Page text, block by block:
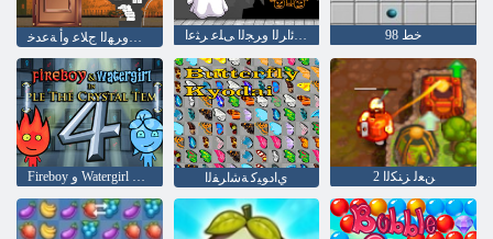
ﻯﻮﻠﺣ ﻭﺃ ﺔﻋﺪﺨﺑ ﻊﺋﺍﺮﻟﺍ ﻭﺮﺠﻟﺍ ﻰﻠﻋ ﺮﺜﻋﺍ خط 98
Fireboy ﻭ Watergirl 4: Crystal Temple ﻱﺍﺩﻮﻴﻛ ﺔﺷﺍﺮﻔﻟﺍ 2 ﻦﻌﻟ ﺰﻨﻜﻟﺍ